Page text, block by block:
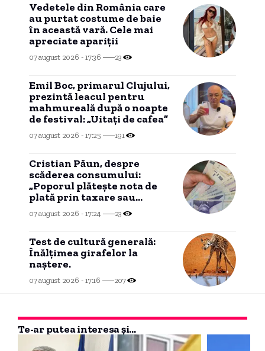
Vedetele din România care
au purtat costume de baie
în această vară. Cele mai
apreciate apariții
07 august 2026 - 17:36 23
Emil Boc, primarul Clujului,
prezintă leacul pentru
mahmureală după o noapte
de festival: „Uitați de cafea”
07 august 2026 - 17:25 191
Cristian Păun, despre
scăderea consumului:
„Poporul plătește nota de
plată prin taxare sau
inflație. Statul rămâne obez
și resursofag”
07 august 2026 - 17:24 23
Test de cultură generală:
Înălțimea girafelor la
naștere.
07 august 2026 - 17:16 207
Te-ar putea interesa și...